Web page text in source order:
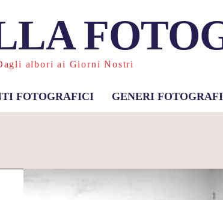
albori ai Giorni Nostri
FOTOGRAFICI GENERI